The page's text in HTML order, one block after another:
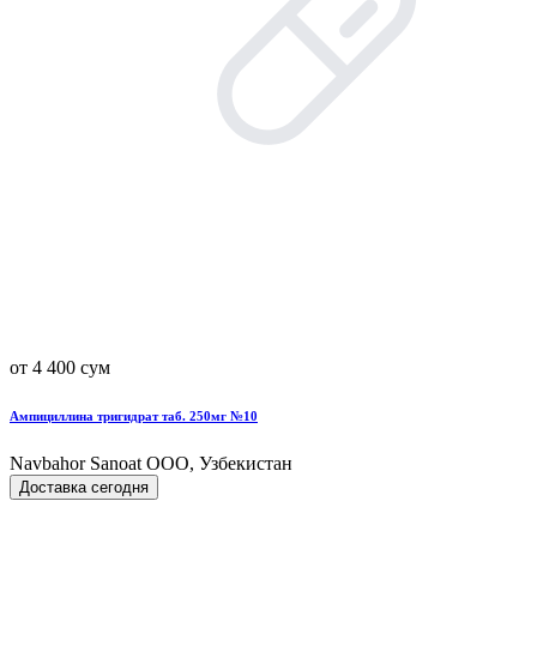
от 4 400 сум
Ампициллина тригидрат таб. 250мг №10
Navbahor Sanoat ООО, Узбекистан
Доставка сегодня